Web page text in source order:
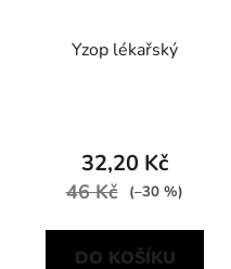
Yzop lékařský
32,20 Kč
46 Kč (–30 %)
DO KOŠÍKU